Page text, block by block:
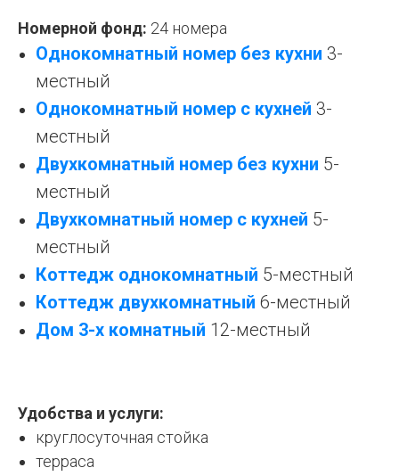
Номерной фонд: 24 номера
Однокомнатный номер без кухни 3-
местный
Однокомнатный номер с кухней 3-
местный
Двухкомнатный номер без кухни 5-
местный
Двухкомнатный номер с кухней 5-
местный
Коттедж однокомнатный 5-местный
Коттедж двухкомнатный 6-местный
Дом 3-х комнатный 12-местный
Удобства и услуги:
круглосуточная стойка
терраса